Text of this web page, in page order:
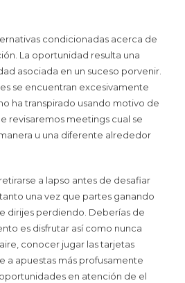
condicionadas acerca de
La oportunidad resulta una
asociada en un suceso porvenir.
se encuentran excesivamente
ha transpirado usando motivo de
revisaremos meetings cual se
u una diferente alrededor
a lapso antes de desafiar
una vez que partes ganando
dirijes perdiendo. Deberías de
es disfrutar así­ como nunca
conocer jugar las tarjetas
a apuestas más profusamente
en atención de el